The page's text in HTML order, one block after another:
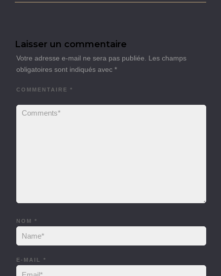
Laisser un commentaire
Votre adresse e-mail ne sera pas publiée.
Les champs
obligatoires sont indiqués avec *
COMMENTAIRE *
NOM *
E-MAIL *